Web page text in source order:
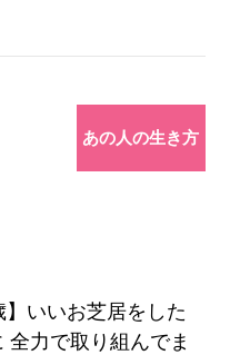
あの人の生き方
】いいお芝居をした
全力で取り組んでま